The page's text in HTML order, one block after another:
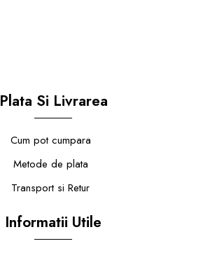
Plata Si Livrarea
Cum pot cumpara
Metode de plata
Transport si Retur
Informatii Utile